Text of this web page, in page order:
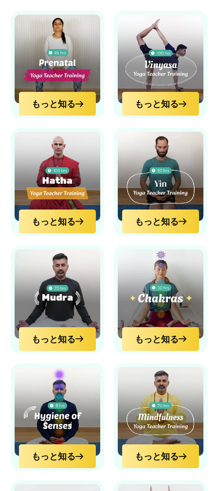
もっと知る もっと知る
もっと知る もっと知る
もっと知る もっと知る
もっと知る もっと知る
もっと知る もっと知る
もっと知る もっと知る
もっと知る もっと知る
もっと知る もっと知る